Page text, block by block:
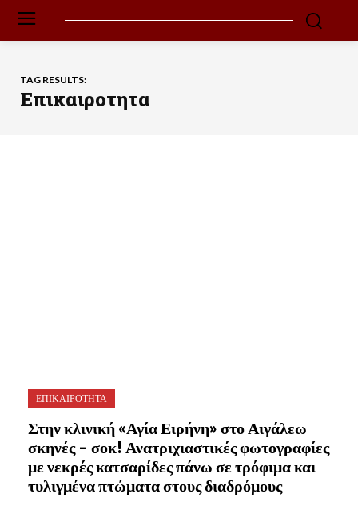
TAG RESULTS:
Επικαιροτητα
ΕΠΙΚΑΙΡΟΤΗΤΑ
Στην κλινική «Αγία Ειρήνη» στο Αιγάλεω
σκηνές – σοκ! Ανατριχιαστικές φωτογραφίες
με νεκρές κατσαρίδες πάνω σε τρόφιμα και
τυλιγμένα πτώματα στους διαδρόμους